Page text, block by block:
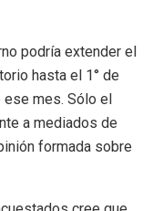
podría extender el
hasta el 1° de
mes. Sólo el
a mediados de
formada sobre